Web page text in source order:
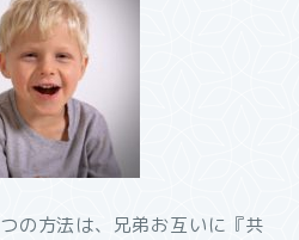
つの方法は、兄弟お互いに『共